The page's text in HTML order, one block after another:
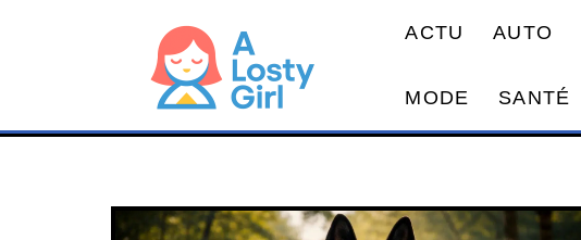
ACTU AUTO
MODE SANTÉ